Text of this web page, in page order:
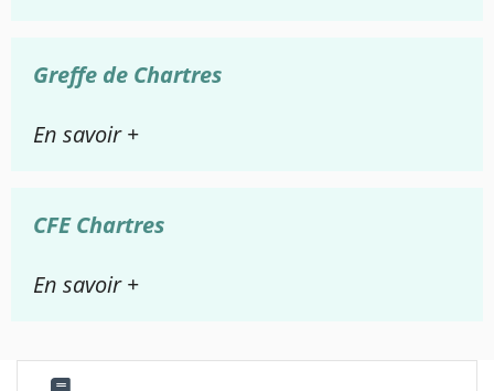
Greffe de Chartres
En savoir +
CFE Chartres
En savoir +